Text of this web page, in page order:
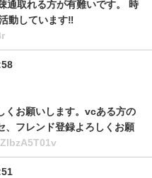
通取れる方が有難いです。 時
動しています‼️
くお願いします。vcある方の
、フレンド登録よろしくお願